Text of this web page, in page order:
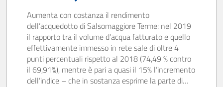
Aumenta con costanza il rendimento
dell’acquedotto di Salsomaggiore Terme: nel 2019
il rapporto tra il volume d’acqua fatturato e quello
effettivamente immesso in rete sale di oltre 4
punti percentuali rispetto al 2018 (74,49 % contro
il 69,91%), mentre è pari a quasi il 15% l’incremento
dell’indice – che in sostanza esprime la parte di…